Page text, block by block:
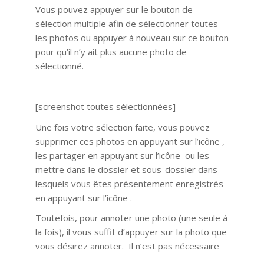
Vous pouvez appuyer sur le bouton de
sélection multiple afin de sélectionner toutes
les photos ou appuyer à nouveau sur ce bouton
pour qu’il n’y ait plus aucune photo de
sélectionné.
[screenshot toutes sélectionnées]
Une fois votre sélection faite, vous pouvez
supprimer ces photos en appuyant sur l’icône ,
les partager en appuyant sur l’icône ou les
mettre dans le dossier et sous-dossier dans
lesquels vous êtes présentement enregistrés
en appuyant sur l’icône .
Toutefois, pour annoter une photo (une seule à
la fois), il vous suffit d’appuyer sur la photo que
vous désirez annoter. Il n’est pas nécessaire